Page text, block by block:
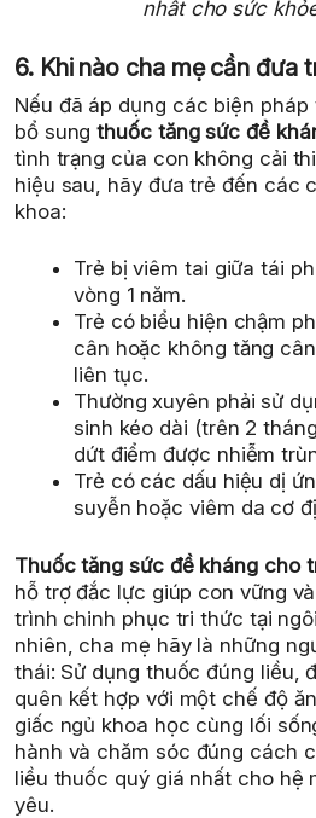
nhất cho sức
6. Khi nào cha mẹ cần đưa
Nếu đã áp dụng các biện
bổ sungthuốc tăng sức đề
tình trạng của con không cải
hiệu sau, hãy đưa trẻ đến các
khoa:
Trẻ bị viêm tai giữa tái
vòng 1 năm.
Trẻ có biểu hiện chậm
cân hoặc không tăng
liên tục.
Thường xuyên phải sử
sinh kéo dài (trên 2
dứt điểm được nhiễm
Trẻ có các dấu hiệu dị
suyễn hoặc viêm da cơ
Thuốc tăng sức đề kháng cho
hỗ trợ đắc lực giúp con vững
trình chinh phục tri thức tại
nhiên, cha mẹ hãy là những
thái: Sử dụng thuốc đúng liều,
quên kết hợp với một chế độ
giấc ngủ khoa học cùng lối
hành và chăm sóc đúng cách
liều thuốc quý giá nhất cho hệ
yêu.